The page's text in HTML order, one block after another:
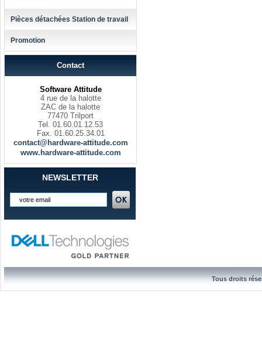
Pièces détachées Station de travail
Promotion
Contact
Software Attitude
4 rue de la halotte
ZAC de la halotte
77470 Trilport
Tel. 01.60.01.12.53
Fax. 01.60.25.34.01
contact@hardware-attitude.com
www.hardware-attitude.com
NEWSLETTER
Tous droits